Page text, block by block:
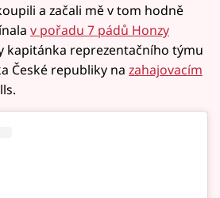
a začali mě v tom hodně
v pořadu 7 pádů Honzy
kapitánka reprezentačního týmu
České republiky na zahajovacím